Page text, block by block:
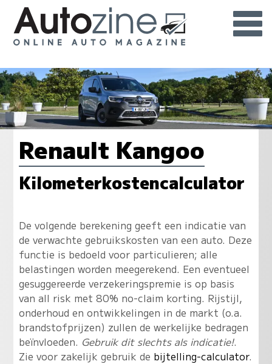
Renault Kangoo
Kilometerkostencalculator
De volgende berekening geeft een indicatie van
de verwachte gebruikskosten van een auto. Deze
functie is bedoeld voor particulieren; alle
belastingen worden meegerekend. Een eventueel
gesuggereerde verzekeringspremie is op basis
van all risk met 80% no-claim korting. Rijstijl,
onderhoud en ontwikkelingen in de markt (o.a.
brandstofprijzen) zullen de werkelijke bedragen
beïnvloeden. Gebruik dit slechts als indicatie!.
Zie voor zakelijk gebruik de bijtelling-calculator.